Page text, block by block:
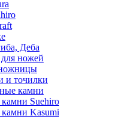
Деба
ножей
и точилки
камни
Suehiro
Kasumi